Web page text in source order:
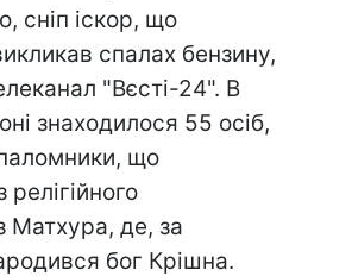
сніп іскор, що
спалах бензину,
"Вєсті-24". В
знаходилося 55 осіб,
що
Матхура, де, за
бог Крішна.